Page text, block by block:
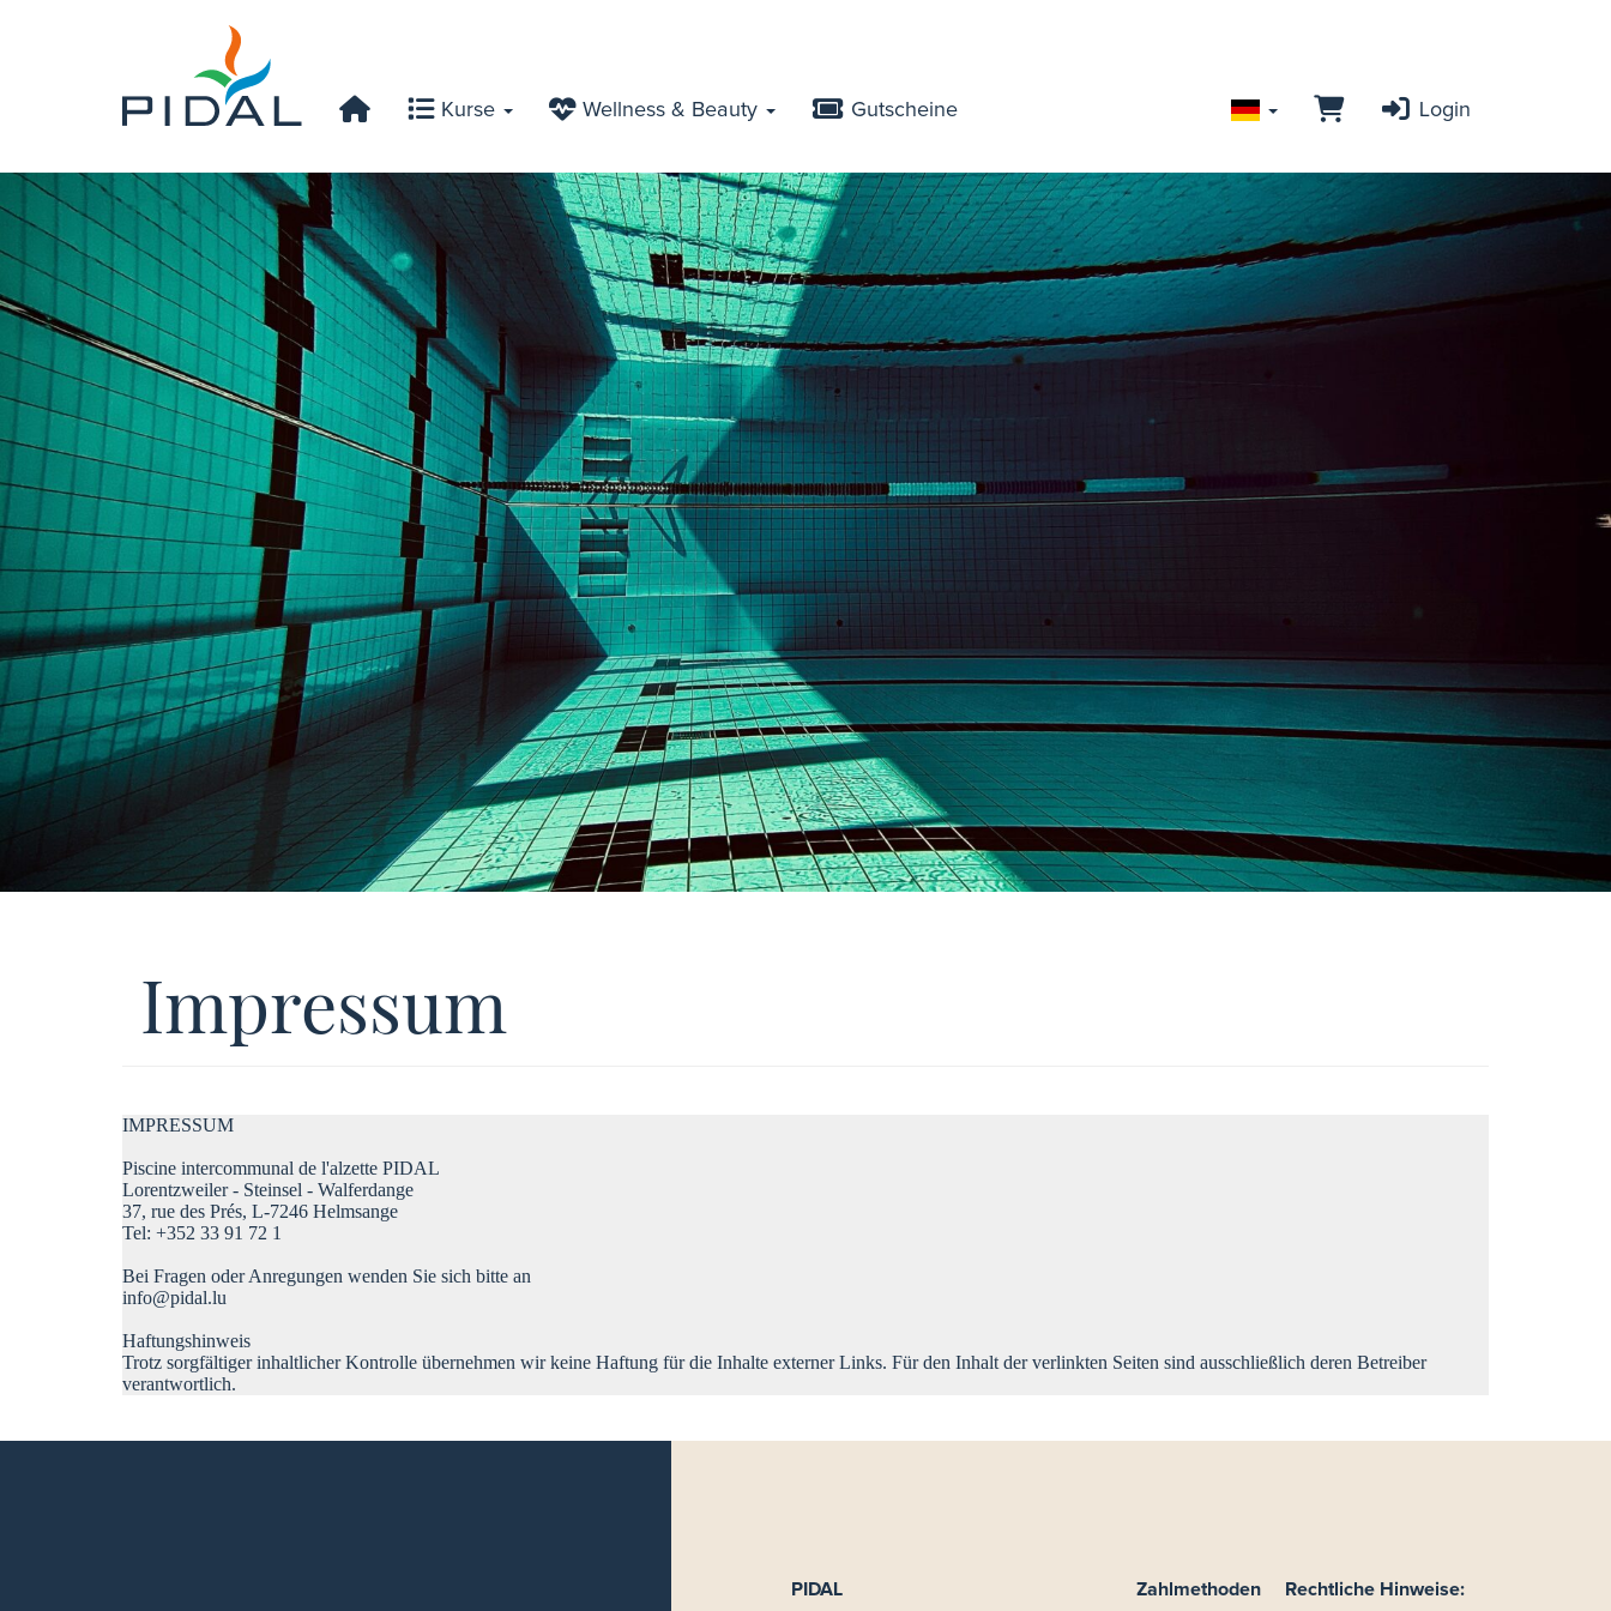
Kurse Wellness & Beauty Gutscheine Login
Impressum
IMPRESSUM
Piscine intercommunal de l'alzette PIDAL
Lorentzweiler - Steinsel - Walferdange
37, rue des Prés, L-7246 Helmsange
Tel: +352 33 91 72 1
Bei Fragen oder Anregungen wenden Sie sich bitte an
info@pidal.lu
Haftungshinweis
Trotz sorgfältiger inhaltlicher Kontrolle übernehmen wir keine Haftung für die Inhalte externer Links. Für den Inhalt der verlinkten Seiten sind ausschließlich deren Betreiber
verantwortlich.
PIDAL Zahlmethoden Rechtliche Hinweise: